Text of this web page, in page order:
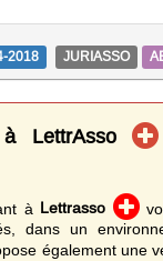
2018 JURIASSO
à LettrAsso
à Lettrasso
dans un
également une